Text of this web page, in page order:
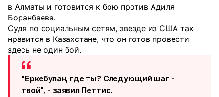
в Алматы и готовится к бою против Адиля
Боранбаева.
Судя по социальным сетям, звезде из США так
нравится в Казахстане, что он готов провести
здесь не один бой.
"Еркебулан, где ты? Следующий шаг -
твой", - заявил Петтис.